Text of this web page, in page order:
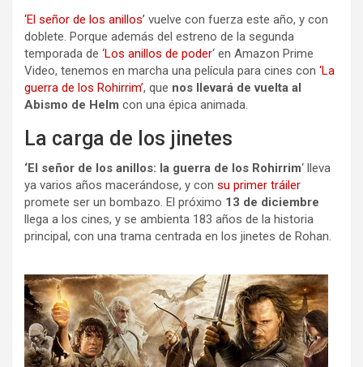
‘El señor de los anillos’ vuelve con fuerza este año, y con
doblete. Porque además del estreno de la segunda
temporada de ‘Los anillos de poder‘ en Amazon Prime
Video, tenemos en marcha una película para cines con ‘La
guerra de los Rohirrim’, que nos llevará de vuelta al
Abismo de Helm con una épica animada.
La carga de los jinetes
‘El señor de los anillos: la guerra de los Rohirrim‘ lleva
ya varios años macerándose, y con su primer tráiler
promete ser un bombazo. El próximo 13 de diciembre
llega a los cines, y se ambienta 183 años de la historia
principal, con una trama centrada en los jinetes de Rohan.